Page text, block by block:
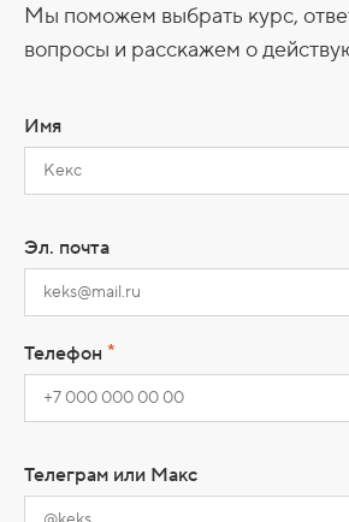
Мы поможем выбрать курс,
вопросы и расскажем о
Имя
Эл. почта
Телефон *
Телеграм или Макс